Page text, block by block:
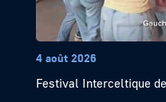
4 août 2026
Festival Interceltique